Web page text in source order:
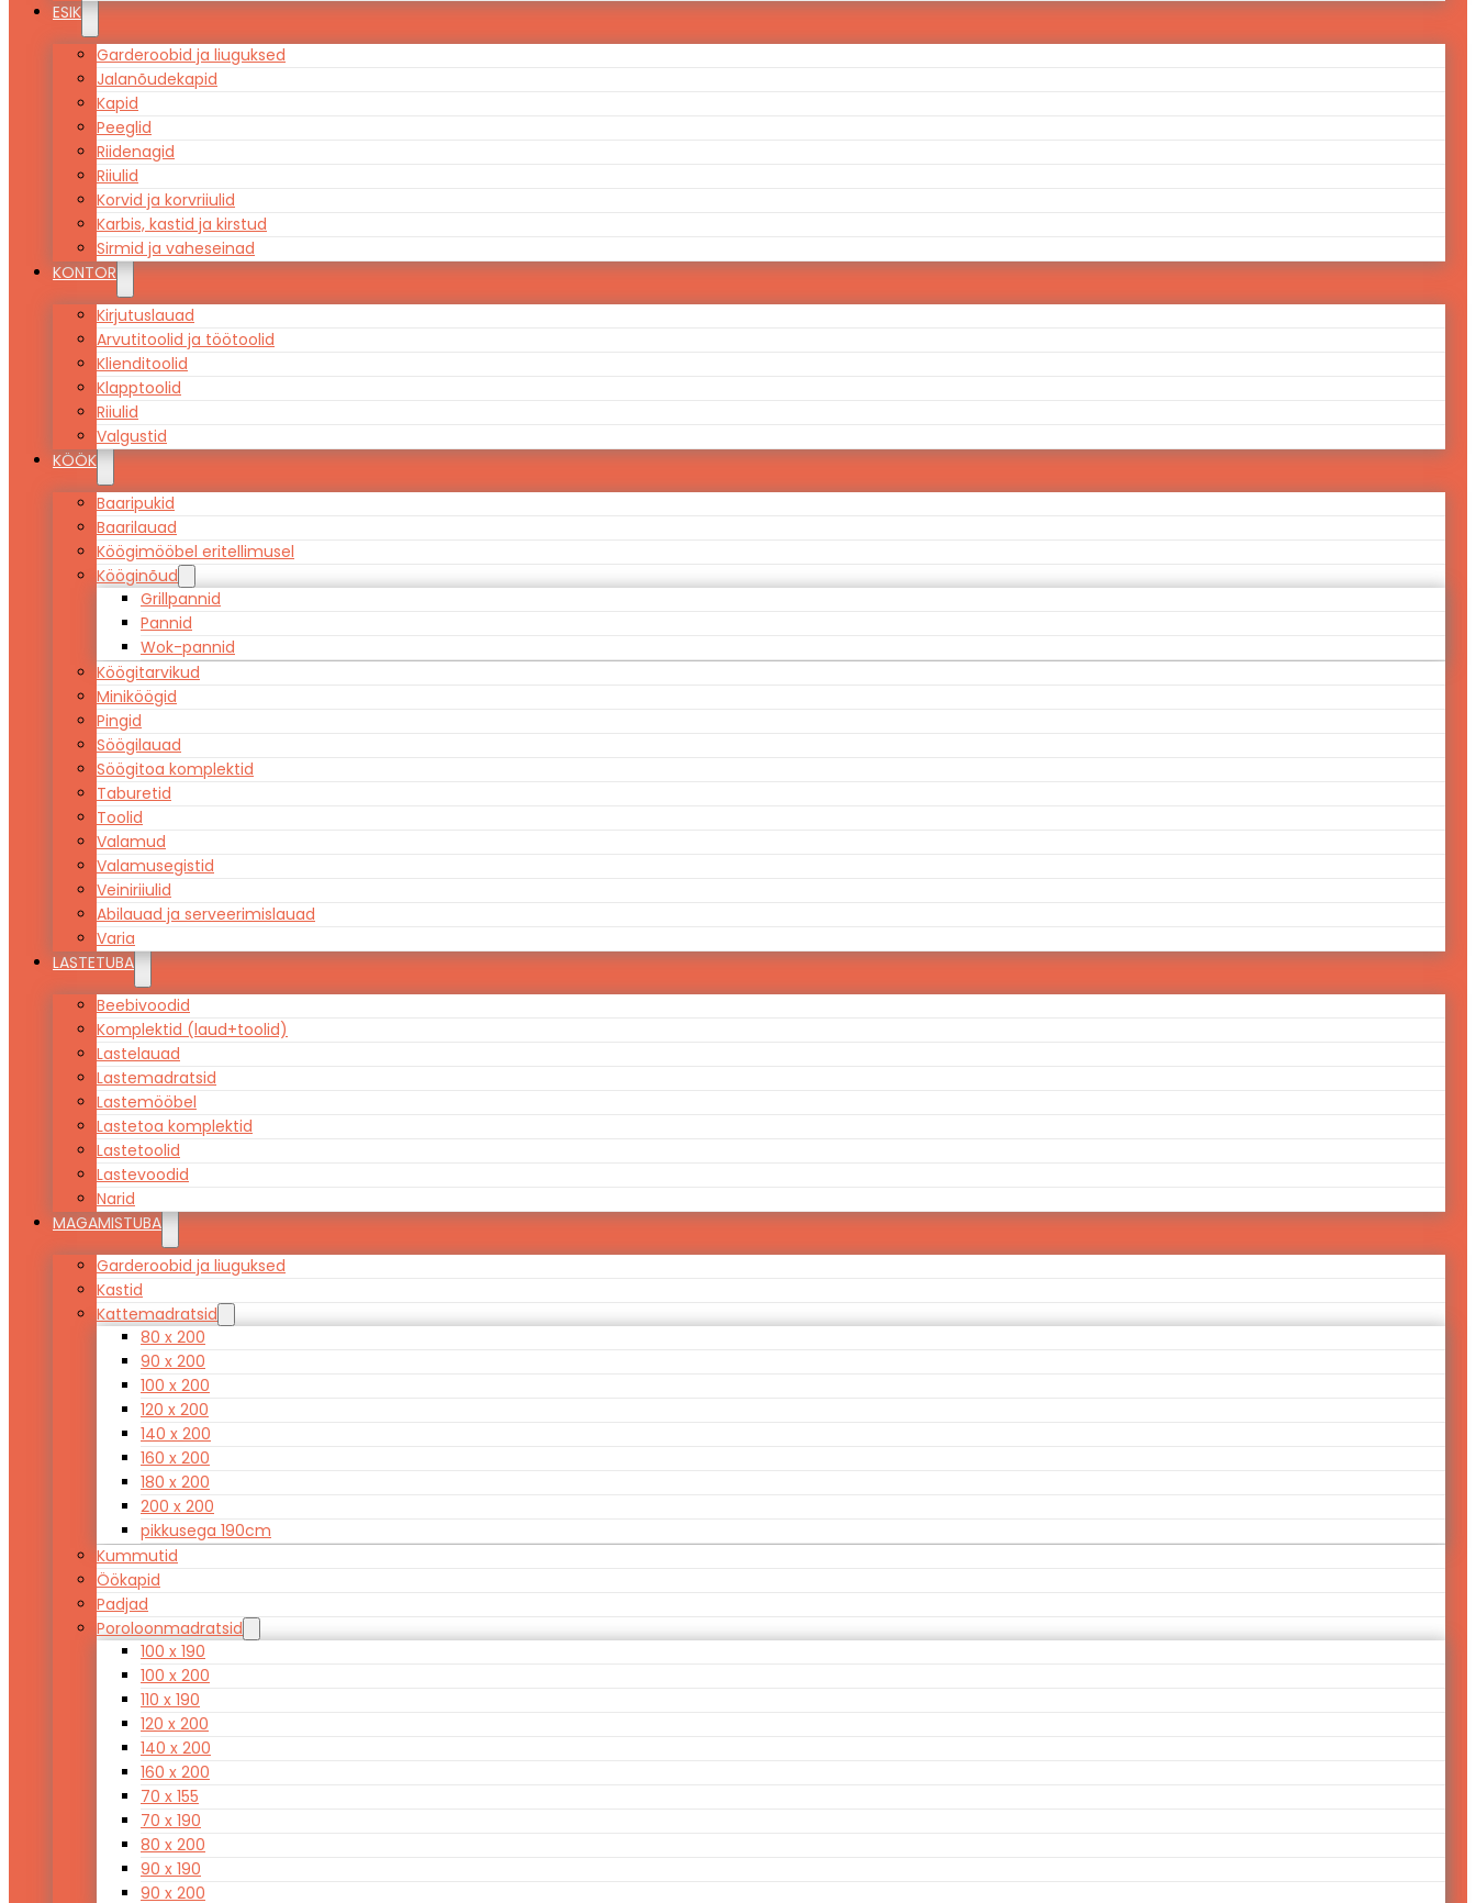
ESIK
Garderoobid ja liuguksed
Jalanõudekapid
Kapid
Peeglid
Riidenagid
Riiulid
Korvid ja korvriiulid
Karbis, kastid ja kirstud
Sirmid ja vaheseinad
KONTOR
Kirjutuslauad
Arvutitoolid ja töötoolid
Klienditoolid
Klapptoolid
Riiulid
Valgustid
KÖÖK
Baaripukid
Baarilauad
Köögimööbel eritellimusel
Kööginõud
Grillpannid
Pannid
Wok-pannid
Köögitarvikud
Miniköögid
Pingid
Söögilauad
Söögitoa komplektid
Taburetid
Toolid
Valamud
Valamusegistid
Veiniriiulid
Abilauad ja serveerimislauad
Varia
LASTETUBA
Beebivoodid
Komplektid (laud+toolid)
Lastelauad
Lastemadratsid
Lastemööbel
Lastetoa komplektid
Lastetoolid
Lastevoodid
Narid
MAGAMISTUBA
Garderoobid ja liuguksed
Kastid
Kattemadratsid
80 x 200
90 x 200
100 x 200
120 x 200
140 x 200
160 x 200
180 x 200
200 x 200
pikkusega 190cm
Kummutid
Öökapid
Padjad
Poroloonmadratsid
100 x 190
100 x 200
110 x 190
120 x 200
140 x 200
160 x 200
70 x 155
70 x 190
80 x 200
90 x 190
90 x 200